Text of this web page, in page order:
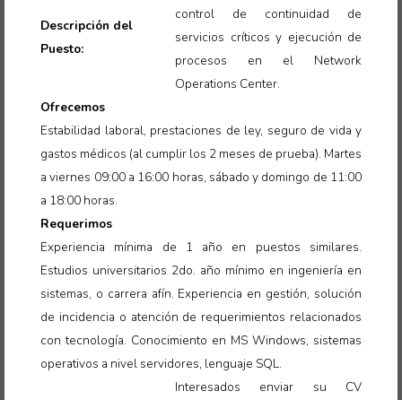
Descripción del
Puesto:
control de continuidad de
servicios críticos y ejecución de
procesos en el Network
Operations Center.
Ofrecemos
Estabilidad laboral, prestaciones de ley, seguro de vida y
gastos médicos (al cumplir los 2 meses de prueba). Martes
a viernes 09:00 a 16:00 horas, sábado y domingo de 11:00
a 18:00 horas.
Requerimos
Experiencia mínima de 1 año en puestos similares.
Estudios universitarios 2do. año mínimo en ingeniería en
sistemas, o carrera afín. Experiencia en gestión, solución
de incidencia o atención de requerimientos relacionados
con tecnología. Conocimiento en MS Windows, sistemas
operativos a nivel servidores, lenguaje SQL.
Interesados enviar su CV